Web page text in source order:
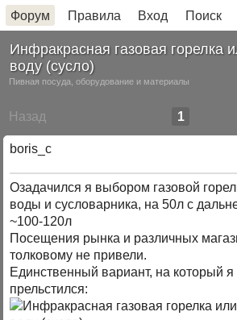
Форум Правила Вход Поиск
Инфракрасная газовая горелка
воду (сусло)
Пивная посуда, оборудование и материалы
Назад 1
boris_c
Озадачился я выбором газовой
воды и сусловарника, на 50л с
~100-120л
Посещения рынка и различных
толковому не привели.
Единственный вариант, на который
прельстился: